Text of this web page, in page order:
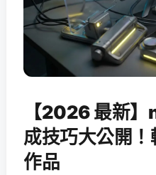
【2026 最新
成技巧大公開
作品